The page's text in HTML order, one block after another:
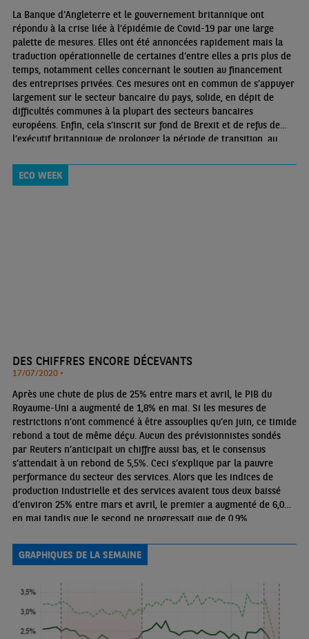
La Banque d'Angleterre et le gouvernement britannique ont
répondu à la crise liée à l’épidémie de Covid-19 par une large
palette de mesures. Elles ont été annoncées rapidement mais la
traduction opérationnelle de certaines d’entre elles a pris plus de
temps, notamment celles concernant le soutien au financement
des entreprises privées. Ces mesures ont en commun de s’appuyer
largement sur le secteur bancaire du pays, solide, en dépit de
difficultés communes à la plupart des secteurs bancaires
européens. Enfin, cela s’inscrit sur fond de Brexit et de refus de
l’exécutif britannique de prolonger la période de transition, au
et pourrait réduire la souplesse dont il a besoin pour répondre à
cette crise.
ECO WEEK
DES CHIFFRES ENCORE DÉCEVANTS
17/07/2020 •
Après une chute de plus de 25% entre mars et avril, le PIB du
Royaume-Uni a augmenté de 1,8% en mai. Si les mesures de
restrictions n’ont commencé à être assouplies qu’en juin, ce timide
rebond a tout de même déçu. Aucun des prévisionnistes sondés
par Reuters n’anticipait un chiffre aussi bas, et le consensus
s’attendait à un rebond de 5,5%. Ceci s’explique par la pauvre
performance du secteur des services. Alors que les indices de
production industrielle et des services avaient tous deux baissé
d’environ 25% entre mars et avril, le premier a augmenté de 6,0%
en mai tandis que le second ne progressait que de 0,9%
GRAPHIQUES DE LA SEMAINE